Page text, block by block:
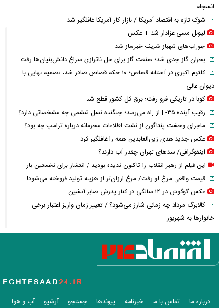
انسجام
شوک تازه به اقتصاد آمریکا / بازار کار آمریکا غافلگیر شد
لیونل مسی عزادار شد + عکس
جوراب‌های شهباز شریف خبرساز شد
بحران گاز جدی شد؛ صنعت گاز برای حل ناترازی سراغ دانش‌بنیان‌ها رفت
کلثوم اکبری در آستانه قصاص؛ ۱۰ حکم قصاص صادر شد، تصمیم نهایی با
دیوان عالی
کوبا در تاریکی فرو رفت؛ برق کل کشور قطع شد
رقیب آینده F-۳۵ از راه می‌رسد؛ جنگنده نسل ششمی چه مشخصاتی دارد؟
ماجرای وحشت پنتاگون از نشت اطلاعات محرمانه درباره ترامپ چه بود؟
عکس جدید هدی زین‌العابدین همه را غافلگیر کرد
اینفوگرافی/ سدهای تهران چقدر آب دارند؟
این فیلم از رهبر انقلاب را تاکنون ندیده بودید / انتشار برای نخستین بار
قیمت واقعی مرغ لو رفت/ مرغ ارزان‌تر از هزینه تولید فروخته می‌شود!
عکس گوگوش در ۱۲ سالگی در کنار پدرش صابر آتشین
کالابرگ مرداد چه زمانی شارژ می‌شود؟ / تغییر زمان واریز اعتبار برخی
خانوارها به شهریور
واکنش جنجالی زیدآبادی به اظهارات محمدباقر خرازی درباره بی‌حجابی
قیمت ساعت اپل، سامسونگ و شیائومی + جدول
قیمت گوشت گوسفند، گوساله و مرغ امروز
فیلم / وداع تلخ مردم قم با داماد محبوب مبتلا به سندرم داون
قوه قضاییه: محمدباقر خرازی به دادگاه ویژه روحانیت احضار شد + ویدئو
درباره ما تماس با ما خبرنامه پیوندها جستجو آرشیو
آب و هوا